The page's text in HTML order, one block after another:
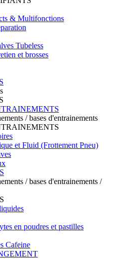
& Multifonctions
Tubeless
et brosses
/ bases d'entrainements
et Fluid (Frottement Pneu)
/ bases d'entrainements /
en poudres et pastilles
Cafeine